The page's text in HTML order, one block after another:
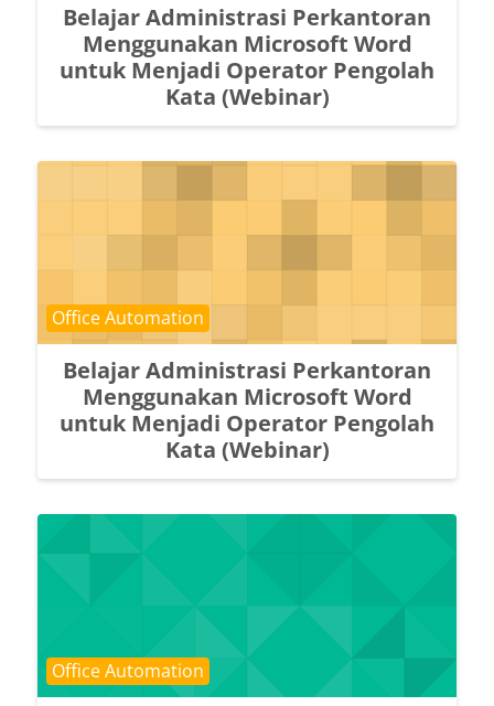
Belajar Administrasi Perkantoran
Menggunakan Microsoft Word
untuk Menjadi Operator Pengolah
Kata (Webinar)
Belajar Administrasi Perkantoran
Menggunakan Microsoft Word
untuk Menjadi Operator Pengolah
Kata (Webinar)
Course category
Office Automation
Course category
Office Automation